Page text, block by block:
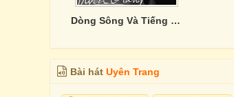
Dòng Sông Và Tiếng Hát
Bài hát Uyên Trang